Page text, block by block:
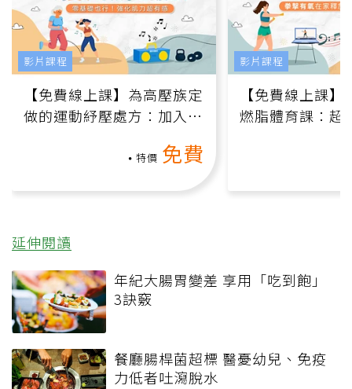
【免費線上課】為高壓族定
做的運動紓壓處方：加入行
特價 免費
影片課程
【免費線上課
燃脂體育課：超
影片課程
延伸閱讀
年紀大腸胃變差 享用「吃到飽」
3訣竅
餐廳腸桿菌超標 醫憂幼兒、免疫
力低者吐瀉脫水